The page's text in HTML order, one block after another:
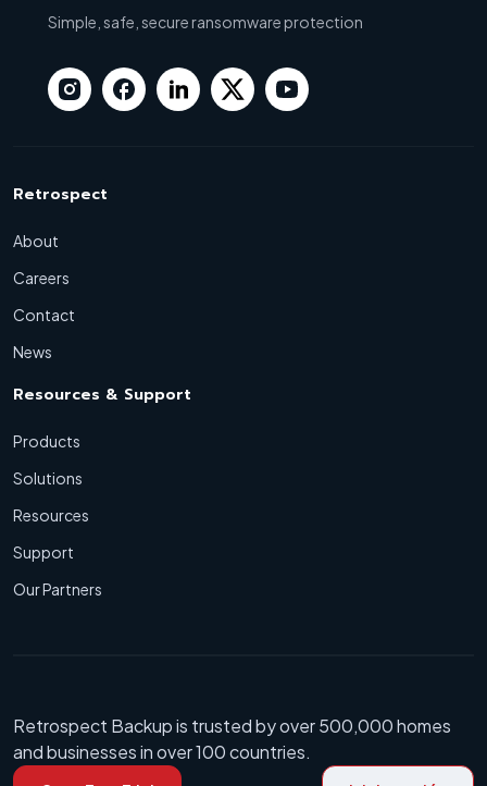
Simple, safe, secure ransomware protection
Retrospect
About
Careers
Contact
News
Resources & Support
Products
Solutions
Resources
Support
Our Partners
Retrospect Backup is trusted by over 500,000 homes
and businesses in over 100 countries.